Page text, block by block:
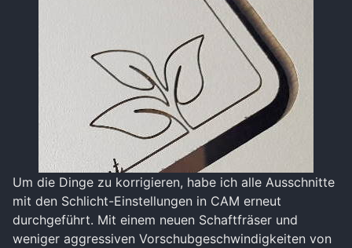
Um die Dinge zu korrigieren, habe ich alle Ausschnitte
mit den Schlicht-Einstellungen in CAM erneut
durchgeführt. Mit einem neuen Schaftfräser und
weniger aggressiven Vorschubgeschwindigkeiten von